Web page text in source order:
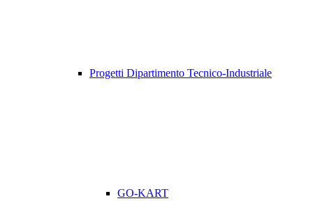
Progetti Dipartimento Tecnico-Industriale
GO-KART